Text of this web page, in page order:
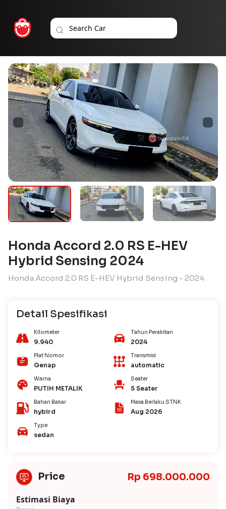
Honda Accord 2.0 RS E-HEV
Hybrid Sensing 2024
Honda Accord 2.0 RS E-HEV Hybrid Sensing - 2024
Detail Spesifikasi
Kilometer
9.940
Tahun Perakitan
2024
Plat Nomor
Genap
Transmisi
automatic
Warna
PUTIH METALIK
Seater
5 Seater
Bahan Bakar
hybird
Masa Berlaku STNK
Aug 2026
Type
sedan
Price Rp 698.000.000
Estimasi Biaya